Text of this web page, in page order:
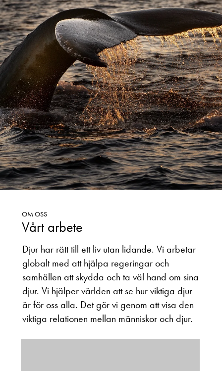
OM OSS
Vårt arbete
Djur har rätt till ett liv utan lidande. Vi arbetar
globalt med att hjälpa regeringar och
samhällen att skydda och ta väl hand om sina
djur. Vi hjälper världen att se hur viktiga djur
är för oss alla. Det gör vi genom att visa den
viktiga relationen mellan människor och djur.